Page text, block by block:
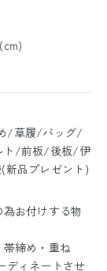
/草履/バッグ/
ト/前板/後板/伊
品プレゼント)
お付けする物
締め・重ね
ディネートさせ